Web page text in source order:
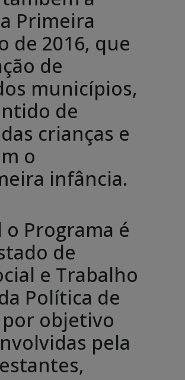
Primeira
de 2016, que
de
municípios,
de
crianças e
o
infância.
o Programa é
de
e Trabalho
Política de
por objetivo
pela